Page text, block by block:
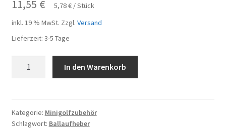
11,55 € 5,78€ /Stück
inkl. 19 % MwSt. Zzgl. Versand
Lieferzeit: 3-5 Tage
2
Stück,
In den Warenkorb
Kategorie: Minigolfzubehör
Schlagwort: Ballaufheber